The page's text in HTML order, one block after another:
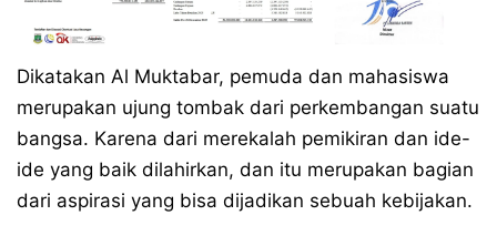
Dikatakan Al Muktabar, pemuda dan mahasiswa
merupakan ujung tombak dari perkembangan suatu
bangsa. Karena dari merekalah pemikiran dan ide-
ide yang baik dilahirkan, dan itu merupakan bagian
dari aspirasi yang bisa dijadikan sebuah kebijakan.